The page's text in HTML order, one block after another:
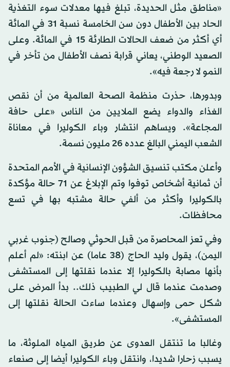
«مناطق مثل الحديدة، تبلغ فيها معدلات سوء التغذية
الحاد بين الأطفال دون سن الخامسة نسبة 31 في المائة
أي أكثر من ضعف الحالات الطارئة 15 في المائة. وعلى
الصعيد الوطني، يعاني قرابة نصف الأطفال من تأخر في
النمو لا رجعة فيه».
وبدورها، حذرت منظمة الصحة العالمية من أن نقص
الغذاء والدواء يضع الملايين من الناس «على حافة
المجاعة». ويساهم انتشار وباء الكوليرا في معاناة
الشعب اليمني البالغ عدده 26 مليون نسمة.
وأعلن مكتب تنسيق الشؤون الإنسانية في الأمم المتحدة
أن ثمانية أشخاص توفوا وتم الإبلاغ عن 71 حالة مؤكدة
بالكوليرا وأكثر من ألفي حالة مشتبه بها في تسع
محافظات.
وفي تعز المحاصرة من قبل الحوثي وصالح (جنوب غربي
اليمن)، يقول وليد الحاج (38 عاما) عن ابنته: «لم أعلم
بأنها مصابة بالكوليرا إلا عندما نقلتها إلى المستشفى
وصدمت عندما قال لي الطبيب ذلك.. بدأ المرض على
شكل حمى وإسهال وعندما ساءت الحالة نقلتها إلى
المستشفى».
وغالبا ما تنتقل العدوى عن طريق المياه الملوثة، ما
يسبب زحارا شديدا، وانتقل وباء الكوليرا أيضا إلى صنعاء